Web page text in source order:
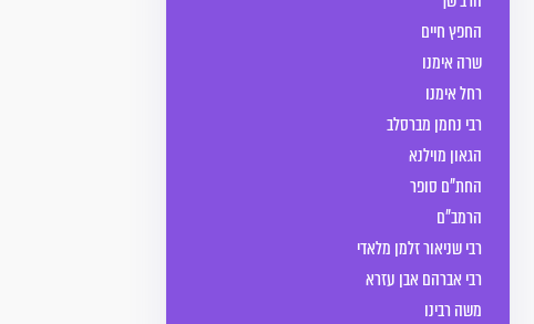
החפץ חיים
שרה אימנו
רחל אימנו
רבי נחמן מברסלב
הגאון מוילנא
החת"ם סופר
הרמב"ם
רבי שניאור זלמן מלאדי
רבי אברהם אבן עזרא
משה רבינו